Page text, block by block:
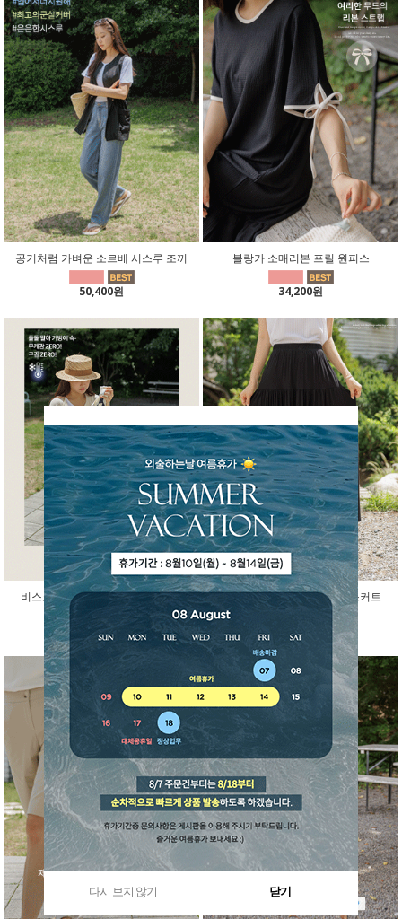
공기처럼 가벼운 소르베 시스루 조끼
50,400원
블랑카 소매리본 프릴 원피스
34,200원
비스코스 인견 아이스 반팔 가디건
45,000원
걸을때마다 예쁜 말랑 밴딩 스커트
29,800원
다시 보지 않기 닫기